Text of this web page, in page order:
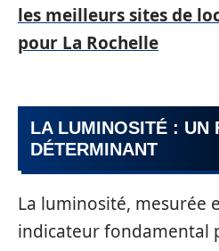
les meilleurs sites de
pour La Rochelle
LA LUMINOSITÉ : UN
DÉTERMINANT
La luminosité, mesurée
indicateur fondamental